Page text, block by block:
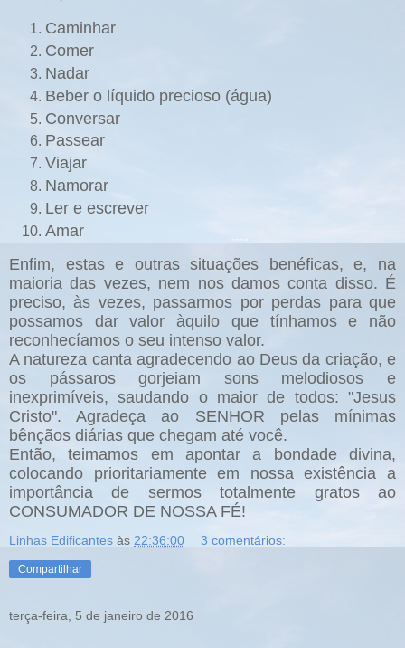
Caminhar
Comer
Nadar
Beber o líquido precioso (água)
Conversar
Passear
Viajar
Namorar
Ler e escrever
Amar
Enfim, estas e outras situações benéficas, e, na
maioria das vezes, nem nos damos conta disso. É
preciso, às vezes, passarmos por perdas para que
possamos dar valor àquilo que tínhamos e não
reconhecíamos o seu intenso valor.
A natureza canta agradecendo ao Deus da criação, e
os pássaros gorjeiam sons melodiosos e
inexprimíveis, saudando o maior de todos: "Jesus
Cristo".Agradeça ao SENHOR pelas mínimas
bênçãos diárias que chegam até você.
Então, teimamos em apontar a bondade divina,
colocando prioritariamente em nossa existência a
importância de sermos totalmente gratos ao
CONSUMADOR DE NOSSA FÉ!
Linhas Edificantes às 22:36:00 3 comentários:
Compartilhar
terça-feira, 5 de janeiro de 2016